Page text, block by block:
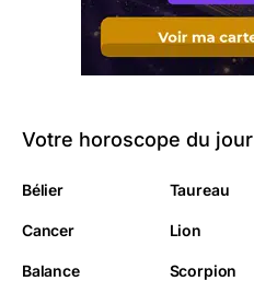
Votre horoscope du jour
Bélier Taureau
Cancer Lion
Balance Scorpion